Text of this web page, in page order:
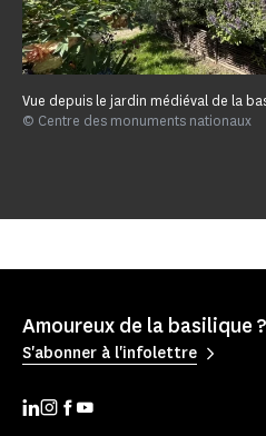
Vue depuis le jardin médiéval de la
© Centre des monuments nationaux
Amoureux de la basilique
S'abonner à l'infolettre